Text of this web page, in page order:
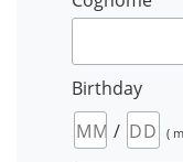
Birthday
/
(